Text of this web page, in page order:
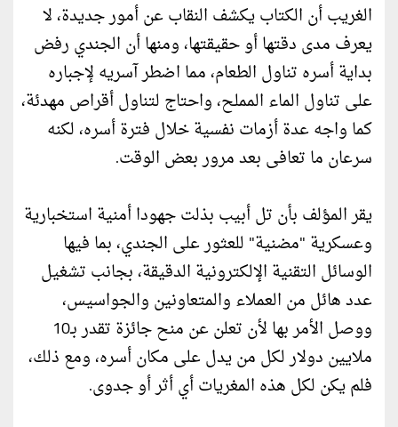
الغريب أن الكتاب يكشف النقاب عن أمور جديدة، لا
يعرف مدى دقتها أو حقيقتها، ومنها أن الجندي رفض
بداية أسره تناول الطعام، مما اضطر آسريه لإجباره
على تناول الماء المملح، واحتاج لتناول أقراص مهدئة،
كما واجه عدة أزمات نفسية خلال فترة أسره، لكنه
سرعان ما تعافى بعد مرور بعض الوقت.
يقر المؤلف بأن تل أبيب بذلت جهودا أمنية استخبارية
وعسكرية "مضنية" للعثور على الجندي، بما فيها
الوسائل التقنية الإلكترونية الدقيقة، بجانب تشغيل
عدد هائل من العملاء والمتعاونين والجواسيس،
ووصل الأمر بها لأن تعلن عن منح جائزة تقدر بـ10
ملايين دولار لكل من يدل على مكان أسره، ومع ذلك،
فلم يكن لكل هذه المغريات أي أثر أو جدوى.